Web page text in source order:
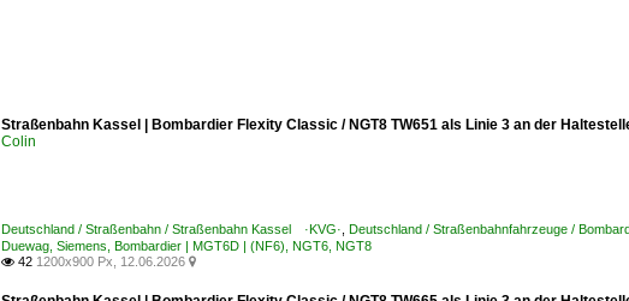
Straßenbahn Kassel | Bombardier Flexity Classic / NGT8 TW651 als Linie 3 an der
Colin
Deutschland / Straßenbahn / Straßenbahn Kassel ·KVG· Deutschland / Straßenbahnfahrzeuge /
Duewag, Siemens, Bombardier | MGT6D | (NF6), NGT6, NGT8
 42 1200x900 Px, 12.06.2026 